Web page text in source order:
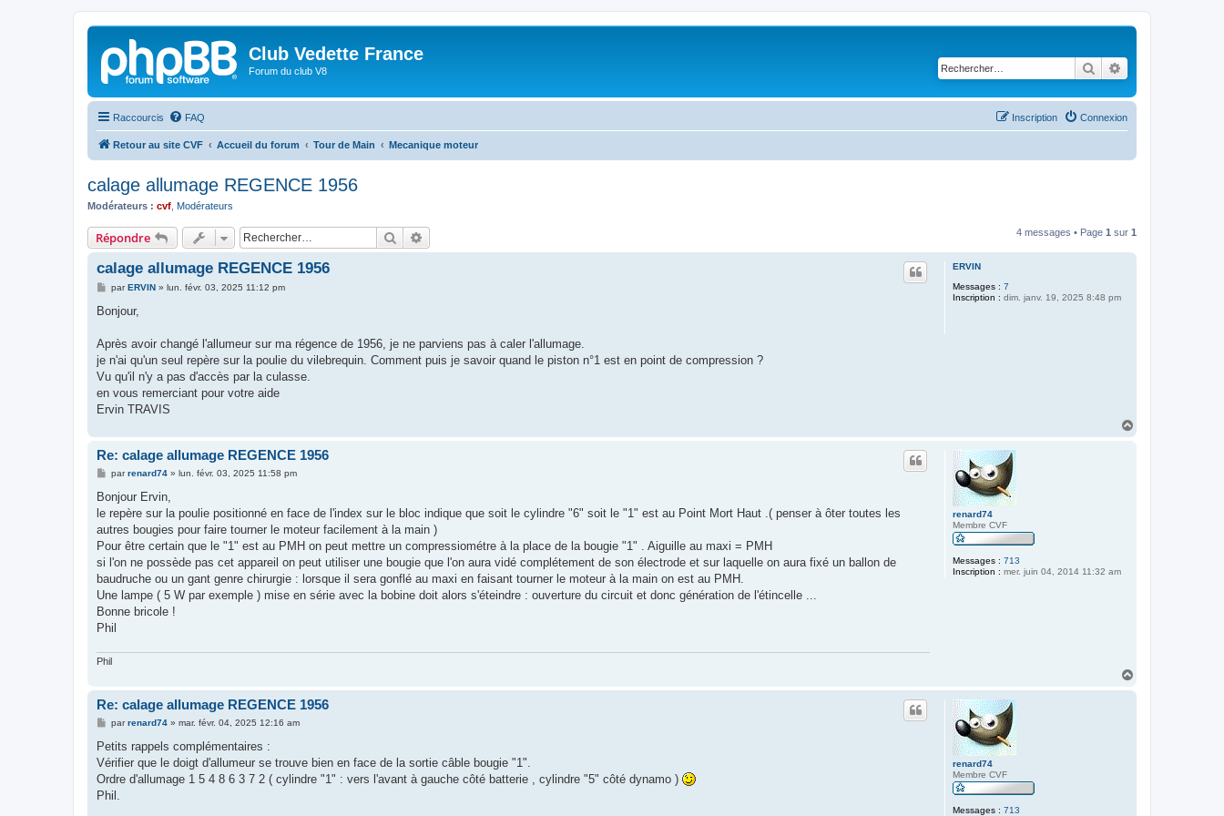
Club Vedette France
Forum du club V8 Rechercher
Raccourcis FAQ Connexion
Inscription
Retour au site CVF Accueil du forum Tour de Main Mecanique moteur
calage allumage REGENCE 1956
Modérateurs : cvf Modérateurs
Répondre Rechercher 4 messages • Page 1 sur 1
ERVIN
Messages : 7
Inscription : dim. janv. 19, 2025 8:48 pm
calage allumage REGENCE 1956
M
s
g
parERVIN» lun. févr. 03, 2025 11:12 pm
Bonjour,
Après avoir changé l'allumeur sur ma régence de 1956, je ne parviens pas à caler l'allumage.
je n'ai qu'un seul repère sur la poulie du vilebrequin. Comment puis je savoir quand le piston n°1 est en point de compression ?
Vu qu'il n'y a pas d'accès par la culasse.
en vous remerciant pour votre aide
Ervin TRAVIS
renard74
Membre CVF
Messages : 713
Inscription : mer. juin 04, 2014 11:32 am
Re: calage allumage REGENCE 1956
M
s
a
g
parrenard74» lun. févr. 03, 2025 11:58 pm
Bonjour Ervin,
le repère sur la poulie positionné en face de l'index sur le bloc indique que soit le cylindre "6" soit le "1" est au Point Mort Haut .( penser à ôter toutes les
autres bougies pour faire tourner le moteur facilement à la main )
Pour être certain que le "1" est au PMH on peut mettre un compressiométre à la place de la bougie "1" . Aiguille au maxi = PMH
si l'on ne possède pas cet appareil on peut utiliser une bougie que l'on aura vidé complétement de son électrode et sur laquelle on aura fixé un ballon de
baudruche ou un gant genre chirurgie : lorsque il sera gonflé au maxi en faisant tourner le moteur à la main on est au PMH.
Une lampe ( 5 W par exemple ) mise en série avec la bobine doit alors s'éteindre : ouverture du circuit et donc génération de l'étincelle ...
Bonne bricole !
Phil
Phil
renard74
Membre CVF
Messages : 713
Re: calage allumage REGENCE 1956
M
s
a
g
parrenard74» mar. févr. 04, 2025 12:16 am
Petits rappels complémentaires :
Vérifier que le doigt d'allumeur se trouve bien en face de la sortie câble bougie "1".
Ordre d'allumage 1 5 4 8 6 3 7 2 ( cylindre "1" : vers l'avant à gauche côté batterie , cylindre "5" côté dynamo )
Phil.